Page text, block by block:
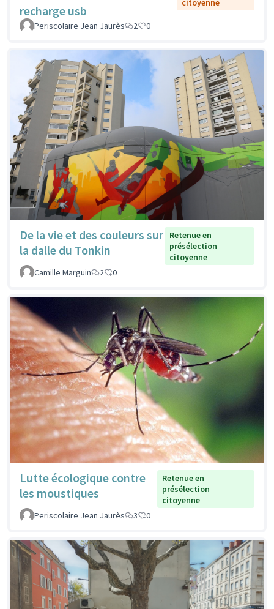
recharge usb
citoyenne
Periscolaire Jean Jaurès 2 0
De la vie et des couleurs sur
la dalle du Tonkin
Retenue en
présélection
citoyenne
Camille Marguin
2 0
Lutte écologique contre
les moustiques
Retenue en
présélection
citoyenne
Periscolaire Jean Jaurès
3 0